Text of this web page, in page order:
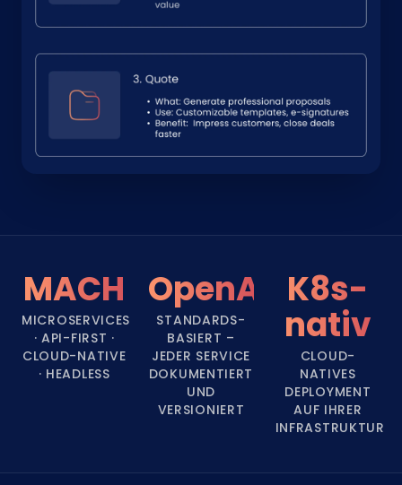
MACH
MICROSERVICES
· API-FIRST ·
CLOUD-NATIVE
· HEADLESS
OpenAPI
STANDARDS-
BASIERT –
JEDER SERVICE
DOKUMENTIERT
UND
VERSIONIERT
K8s-
nativ
CLOUD-
NATIVES
DEPLOYMENT
AUF IHRER
INFRASTRUKTUR